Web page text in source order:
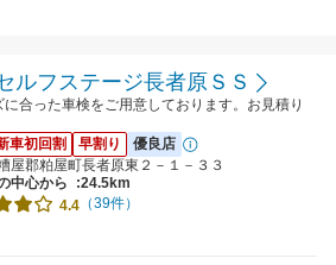
ルフステージ長者原ＳＳ
合った車検をご用意しております。お見積り
車初回割 早割り
優良店
屋郡粕屋町長者原東２－１－３３
中心から
:24.5km
4.4 （39件）